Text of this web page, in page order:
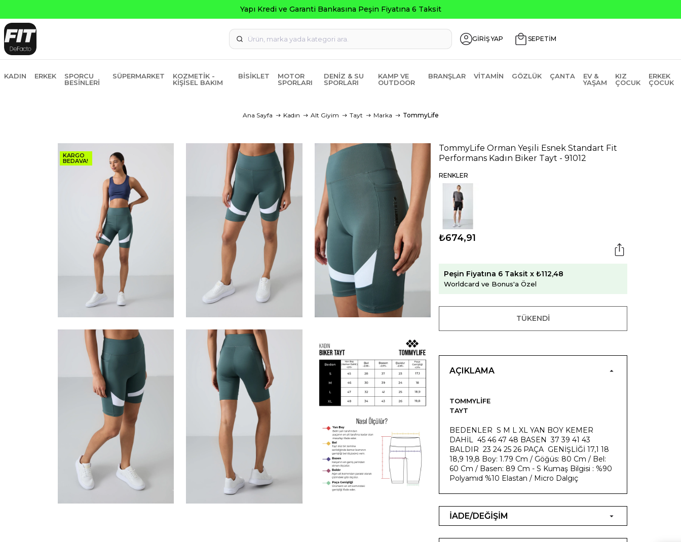
Yapı Kredi ve Garanti Bankasına Peşin Fiyatına 6 Taksit
GİRİŞ YAP SEPETİM
KADIN ERKEK
SPORCU
BESINLERI
SÜPERMARKET
KOZMETIK -
KIŞISEL BAKIM
BISIKLET
MOTOR
SPORLARI
DENIZ & SU
SPORLARI
KAMP VE
OUTDOOR
BRANŞLAR VITAMIN GÖZLÜK ÇANTA
EV &
YAŞAM
KIZ
ÇOCUK
ERKEK
ÇOCUK
Ana Sayfa Kadın Alt Giyim Tayt Marka TommyLife
KARGO
BEDAVA!
TommyLife Orman Yeşili Esnek Standart Fit
Performans Kadın Biker Tayt - 91012
RENKLER
₺674,91
Peşin Fiyatına 6 Taksit x ₺112,48
Worldcard ve Bonus'a Özel
TÜKENDI
AÇIKLAMA
TOMMYLIFE
TAYT
BEDENLER S M L XL YAN BOY KEMER
DAHİL 45 46 47 48 BASEN 37 39 41 43
BALDIR 23 24 25 26 PAÇA GENİŞLİĞİ 17,1 18
18,9 19,8 Boy: 1.79 Cm / Göğüs: 80 Cm / Bel:
60 Cm / Basen: 89 Cm - S Kumaş Bilgisi : %90
Polyamıd %10 Elastan / Micro Dalgıç
İADE/DEĞİŞİM